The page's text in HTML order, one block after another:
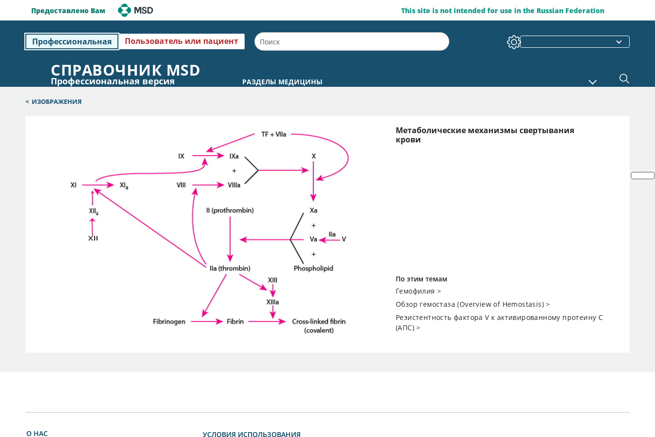
Предоставлено Вам This site is not intended for use in the Russian Federation
Профессиональная Пользователь или пациент
СПРАВОЧНИК MSD
Профессиональная версия РАЗДЕЛЫ МЕДИЦИНЫ
< ИЗОБРАЖЕНИЯ
Метаболические механизмы свертывания
крови
По этим темам
Гемофилия >
Обзор гемостаза (Overview of Hemostasis) >
Резистентность фактора V к активированному протеину C
(AПC) >
О НАС УСЛОВИЯ ИСПОЛЬЗОВАНИЯ